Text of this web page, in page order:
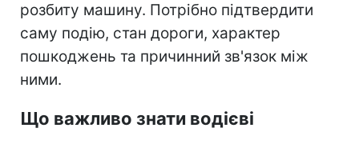
розбиту машину. Потрібно підтвердити
саму подію, стан дороги, характер
пошкоджень та причинний зв'язок між
ними.
Що важливо знати водієві